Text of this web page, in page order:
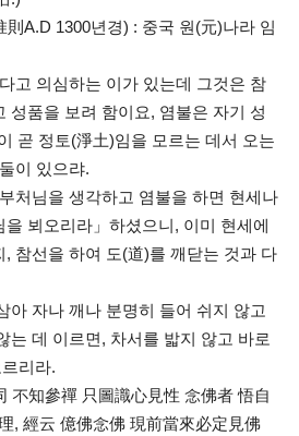
A.D 1300년경) : 중국 원(元)나라 임
고 의심하는 이가 있는데 그것은 참
성품을 보려 함이요, 염불은 자기 성
곧 정토(淨土)임을 모르는 데서 오는
이 있으랴.
처님을 생각하고 염불을 하면 현세나
뵈오리라」하셨으니, 이미 현세에
참선을 하여 도(道)를 깨닫는 것과 다
아 자나 깨나 분명히 들어 쉬지 않고
는 데 이르면, 차서를 밟지 않고 바로
리라.
不知參禪 只圖識心見性 念佛者 悟自
, 經云 億佛念佛 現前當來必定見佛